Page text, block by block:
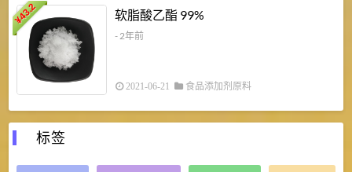
¥
43.2 软脂酸乙酯 99%
- 2年前
2021-06-21 食品添加剂原料
标签